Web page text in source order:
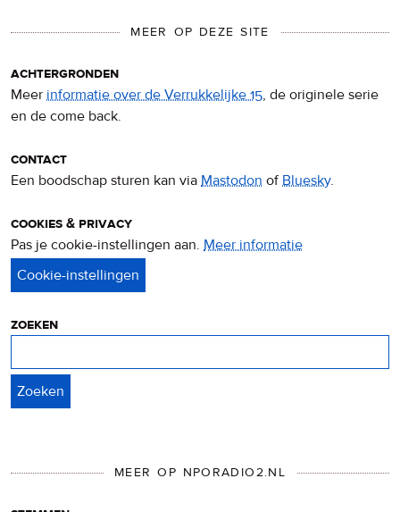
MEER OP DEZE SITE
achtergronden
Meer informatie over de Verrukkelijke 15, de originele serie
en de come back.
contact
Een boodschap sturen kan via Mastodon ofBluesky.
cookies & privacy
Pas je cookie-instellingen aan. Meer informatie
zoeken
MEER OP NPORADIO2.NL